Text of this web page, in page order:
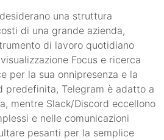
una struttura
di una grande azienda,
di lavoro quotidiano
Focus e ricerca
per la sua onnipresenza e la
Telegram è adatto a
mentre Slack/Discord eccellono
e nelle comunicazioni
pesanti per la semplice